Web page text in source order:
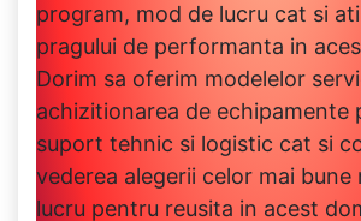
program, mod de lucru cat si
pragului de performanta in
Dorim sa oferim modelelor
achizitionarea de echipamente
suport tehnic si logistic cat si
vederea alegerii celor mai bune
lucru pentru reusita in acest